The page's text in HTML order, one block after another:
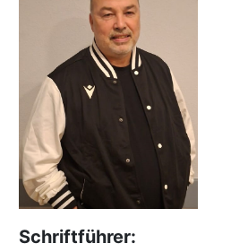
Schriftführer: